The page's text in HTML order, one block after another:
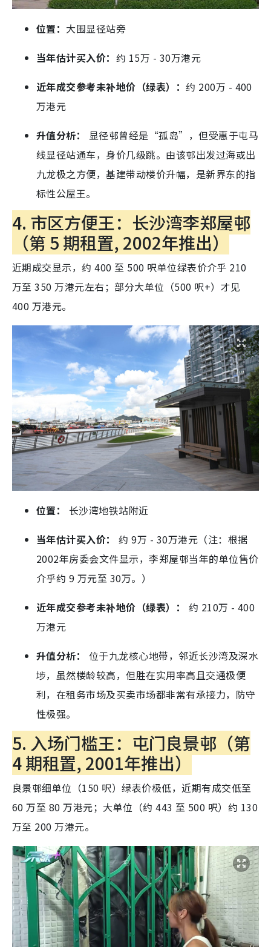
位置： 大围显径站旁
当年估计买入价： 约 15万 - 30万港元
近年成交参考未补地价（绿表）：约 200万 - 400
万港元
升值分析：
显径邨曾经是“孤岛”，但受惠于屯马
线显径站通车，身价几级跳。由该邨出发过海或出
九龙极之方便，基建带动楼价升幅，是新界东的指
标性公屋王。
4. 市区方便王：长沙湾李郑屋邨
（第 5 期租置, 2002年推出）
近期成交显示，约 400 至 500 呎单位绿表价介乎 210
万至 350 万港元左右；部分大单位（500 呎+）才见
400 万港元。
位置：
长沙湾地铁站附近
当年估计买入价：
约 9万 - 30万港元（注：根据
2002年房委会文件显示，李郑屋邨当年的单位售价
介乎约 9 万元至 30万。）
近年成交参考未补地价（绿表）：
约 210万 - 400
万港元
升值分析：
位于九龙核心地带，邻近长沙湾及深水
埗，虽然楼龄较高，但胜在实用率高且交通极便
利，在租务市场及买卖市场都非常有承接力，防守
性极强。
5. 入场门槛王：屯门良景邨（第
4 期租置, 2001年推出）
良景邨细单位（150 呎）绿表价极低，近期有成交低至
60 万至 80 万港元；大单位（约 443 至 500 呎）约 130
万至 200 万港元。